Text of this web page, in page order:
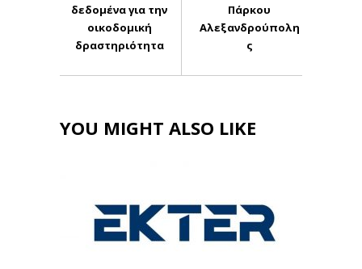
δεδομένα για την
οικοδομική
δραστηριότητα
Πάρκου
Αλεξανδρούπολη
ς
YOU MIGHT ALSO LIKE